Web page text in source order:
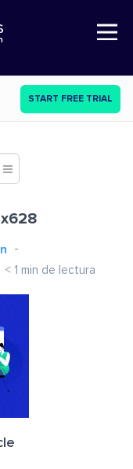
Open Nav
START FREE TRIAL
< 1 min de lectura